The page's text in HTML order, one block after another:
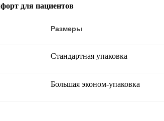
для пациентов
Размеры
Стандартная упаковка
Большая эконом-упаковка